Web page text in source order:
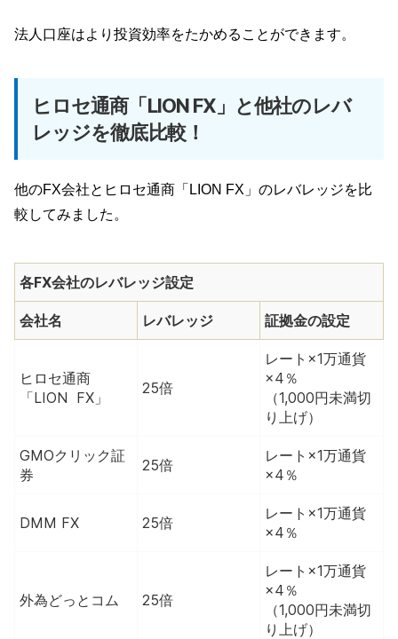
法人口座はより投資効率をたかめることができます。
ヒロセ通商「LION FX」と他社のレバ
レッジを徹底比較！
他のFX会社とヒロセ通商「LION FX」のレバレッジを比
較してみました。
各FX会社のレバレッジ設定
会社名 レバレッジ 証拠金の設定
ヒロセ通商
「LION FX」
25倍
レート×1万通貨
×4％
（1,000円未満切
り上げ）
GMOクリック証
券
25倍
レート×1万通貨
×4％
DMM FX 25倍
レート×1万通貨
×4％
外為どっとコム 25倍
レート×1万通貨
×4％
（1,000円未満切
り上げ）